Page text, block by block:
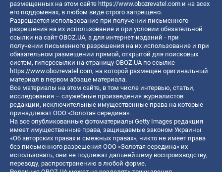
размещенных на этом сайте https://www.obozrevatel.com и на всех
его поддоменах, в любом виде строго запрещено.
Разрешается использование при получении письменного
разрешения на их использование и при условии обязательной
ссылки на сайт OBOZ.UA, а для интернет-изданий - при
получении письменного разрешения на их использование и при
обязательном размещении прямой, открытой для поисковых
систем, гиперссылки на страницу OBOZ.UA по ссылке
https://www.obozrevatel.com, на которой размещен оригинальный
материал в первом абзаце материала.
Все материалы на этом сайте, в том числе интервью, статьи,
исследования – служебные произведения журналистов
редакции, исключительные имущественные права на которые
принадлежат ООО «Золотая середина».
На все опубликованные фотоматериалы Getty Images редакция
имеет имущественные права, защищаемые законом Украины
«Об авторских правах и смежных правах», никто не имеет права
без письменного разрешения ООО «Золотая середина» их
использовать, они не подлежат дальнейшему воспроизводству,
переводу, распространению в любой форме.